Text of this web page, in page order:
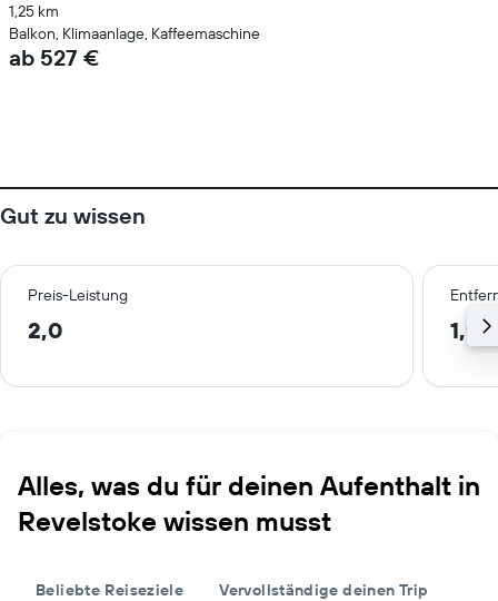
1,25 km
Balkon, Klimaanlage, Kaffeemaschine
ab 527 €
Gut zu wissen
Preis-Leistung
2,0 1,9
Alles, was du für deinen Aufenthalt in
Revelstoke wissen musst
Beliebte Reiseziele Vervollständige deinen Trip